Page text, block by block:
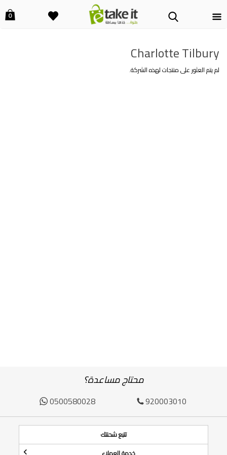
0
Charlotte Tilbury
لم يتم العثور على منتجات لهذه الشركة.
محتاج مساعدة؟
920003010
0500580028
تتبع شحنتك